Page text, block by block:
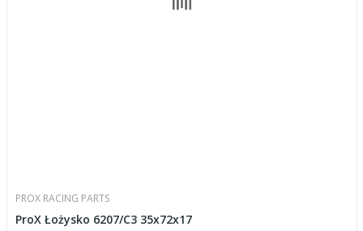
PROX RACING PARTS
ProX Łożysko 6207/C3 35x72x17